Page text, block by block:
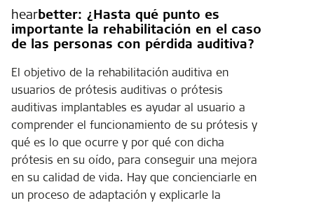
hearbetter: ¿Hasta qué punto es
importante la rehabilitación en el caso
de las personas con pérdida auditiva?
El objetivo de la rehabilitación auditiva en
usuarios de prótesis auditivas o prótesis
auditivas implantables es ayudar al usuario a
comprender el funcionamiento de su prótesis y
qué es lo que ocurre y por qué con dicha
prótesis en su oído, para conseguir una mejora
en su calidad de vida. Hay que concienciarle en
un proceso de adaptación y explicarle la